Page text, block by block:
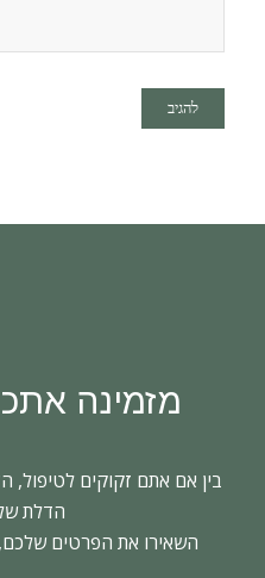
מזמינה
בין אם אתם זקוקים לטיפול,
הדלת
השאירו את הפרטים